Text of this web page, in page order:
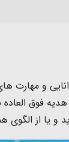
تکه هر سازه ای که دوست داری
یا از الگوی